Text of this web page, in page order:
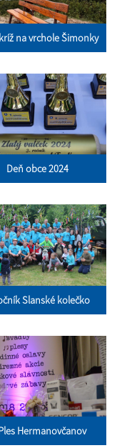
na vrchole Šimonky
Deň obce 2024
Slanské kolečko
Hermanovčanov